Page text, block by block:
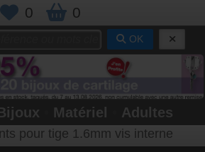
0 0
OK
Matériel Adultes
pour tige 1.6mm vis interne